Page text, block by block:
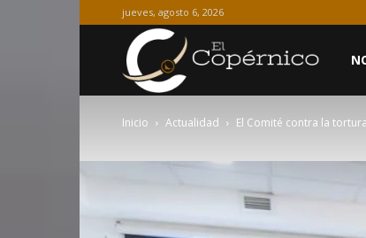
jueves, agosto 6, 2026
Inicio Actualidad El Comité contra la